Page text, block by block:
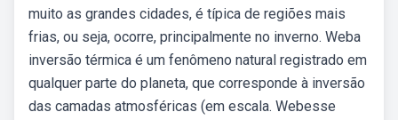
muito as grandes cidades, é típica de regiões mais
frias, ou seja, ocorre, principalmente no inverno. Weba
inversão térmica é um fenômeno natural registrado em
qualquer parte do planeta, que corresponde à inversão
das camadas atmosféricas (em escala. Webesse